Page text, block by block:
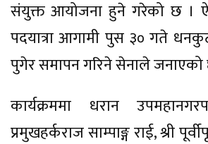
संयुक्त आयोजना हुने गरेको छ ।
पदयात्रा आगामी पुस ३० गते
पुगेर समापन गरिने सेनाले जनाएको
कार्यक्रममा धरान
प्रमुखहर्कराज साम्पाङ्ग राई, श्री